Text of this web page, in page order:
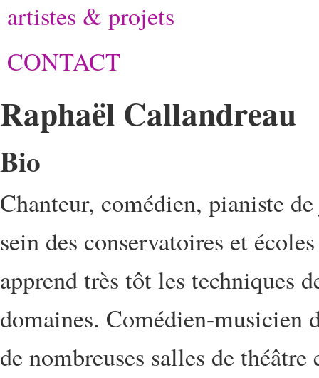
artistes & projets
CONTACT
Raphaël Callandreau
Bio
Chanteur, comédien, pianiste
sein des conservatoires et
apprend très tôt les techniques
domaines. Comédien-musicien
de nombreuses salles de